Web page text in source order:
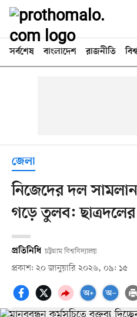
সর্বশেষ বাংলাদেশ রাজনীতি
জেলা
নিজেদের দল
গড়ে তুলব:
প্রতিনিধি চট্টগ্রাম বিশ্ববিদ্যালয়
প্রকাশ: ২০ জানুয়ারি ২০২৬, ০৯: ১৫